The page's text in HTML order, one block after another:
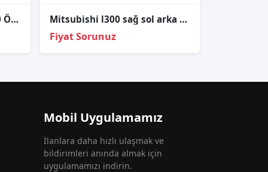
1990 1995 Mitsubishi L200 Ön Takım Sinyal Mitsubishi l300 sağ sol arka stop
Fiyat Sorunuz
Mobil Uygulamamız
İlanlara daha hızlı ulaşmak ve
bildirimleri anında almak için
uygulamamızı indirin.